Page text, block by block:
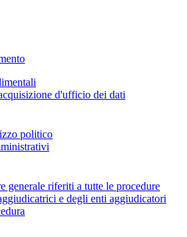
d'ufficio dei dati
politico
generale riferiti a tutte le procedure
e degli enti aggiudicatori